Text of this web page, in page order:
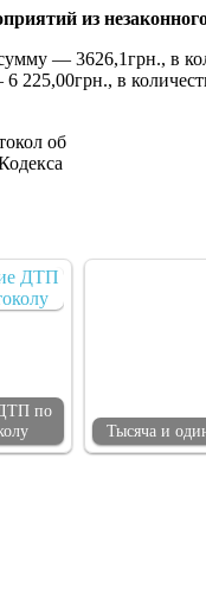
из
— 3626,1грн., в
225,00грн., в
об
по
Тысяча и